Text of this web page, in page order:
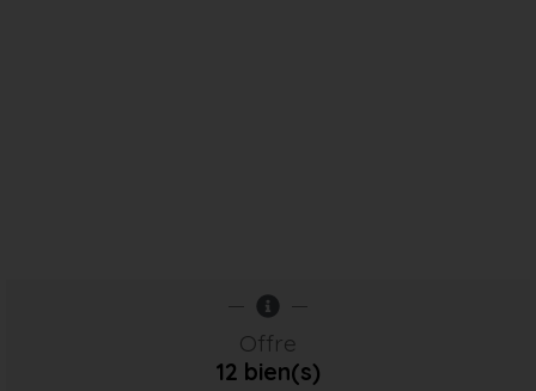
Offre
12 bien(s)